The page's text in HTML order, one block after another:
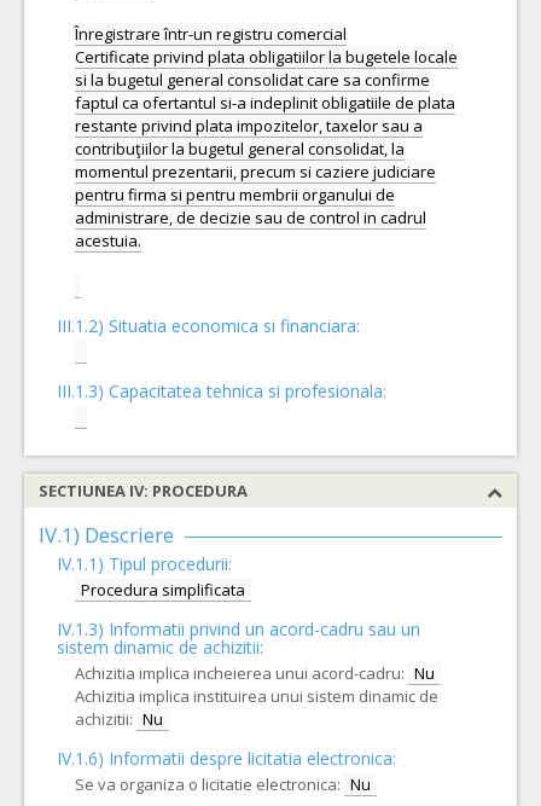
Înregistrare într-un registru comercial
Certificate privind plata obligatiilor la bugetele locale
si la bugetul general consolidat care sa confirme
faptul ca ofertantul si-a indeplinit obligatiile de plata
restante privind plata impozitelor, taxelor sau a
contribuţiilor la bugetul general consolidat, la
momentul prezentarii, precum si caziere judiciare
pentru firma si pentru membrii organului de
administrare, de decizie sau de control in cadrul
acestuia.
III.1.2) Situatia economica si financiara:
III.1.3) Capacitatea tehnica si profesionala:
SECTIUNEA IV: PROCEDURA
IV.1) Descriere
IV.1.1) Tipul procedurii:
Procedura simplificata
IV.1.3) Informatii privind un acord-cadru sau un
sistem dinamic de achizitii:
Achizitia implica incheierea unui acord-cadru: Nu
Achizitia implica instituirea unui sistem dinamic de
achizitii: Nu
IV.1.6) Informatii despre licitatia electronica:
Se va organiza o licitatie electronica: Nu